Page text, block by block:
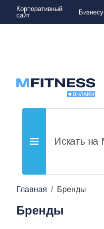
Корпоративный
сайт
Бизнесу
Главная Бренды
Бренды